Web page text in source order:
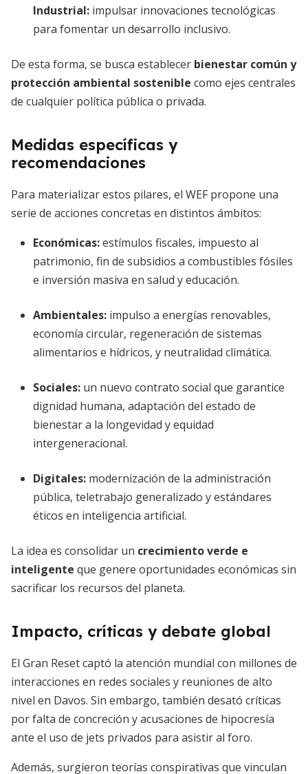
Industrial: impulsar innovaciones tecnológicas
para fomentar un desarrollo inclusivo.
De esta forma, se busca establecer bienestar común y
protección ambiental sostenible como ejes centrales
de cualquier política pública o privada.
Medidas específicas y
recomendaciones
Para materializar estos pilares, el WEF propone una
serie de acciones concretas en distintos ámbitos:
Económicas:estímulos fiscales, impuesto al
patrimonio, fin de subsidios a combustibles fósiles
e inversión masiva en salud y educación.
Ambientales: impulso a energías renovables,
economía circular, regeneración de sistemas
alimentarios e hídricos, y neutralidad climática.
Sociales: un nuevo contrato social que garantice
dignidad humana, adaptación del estado de
bienestar a la longevidad y equidad
intergeneracional.
Digitales: modernización de la administración
pública, teletrabajo generalizado y estándares
éticos en inteligencia artificial.
La idea es consolidar un crecimiento verde e
inteligente que genere oportunidades económicas sin
sacrificar los recursos del planeta.
Impacto, críticas y debate global
El Gran Reset captó la atención mundial con millones de
interacciones en redes sociales y reuniones de alto
nivel en Davos. Sin embargo, también desató críticas
por falta de concreción y acusaciones de hipocresía
ante el uso de jets privados para asistir al foro.
Además, surgieron teorías conspirativas que vinculan